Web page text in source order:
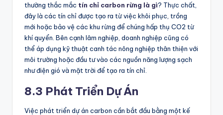
thường thắc mắc tín chỉ carbon rừng là gì? Thực chất,
đây là các tín chỉ được tạo ra từ việc khôi phục, trồng
mới hoặc bảo vệ các khu rừng để chúng hấp thụ CO2 từ
khí quyển. Bên cạnh lâm nghiệp, doanh nghiệp cũng có
thể áp dụng kỹ thuật canh tác nông nghiệp thân thiện với
môi trường hoặc đầu tư vào các nguồn năng lượng sạch
như điện gió và mặt trời để tạo ra tín chỉ.
8.3 Phát Triển Dự Án
Việc phát triển dự án carbon cần bắt đầu bằng một kế